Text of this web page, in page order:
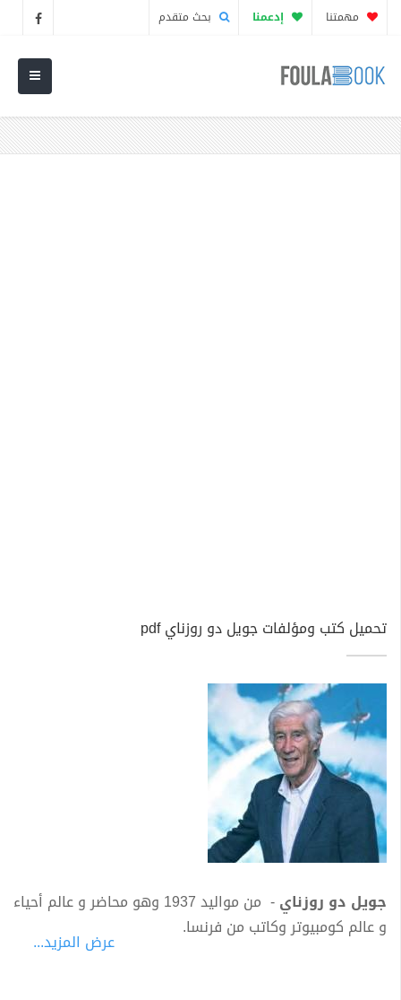
مهمتنا إدعمنا بحث متقدم
تحميل كتب ومؤلفات جويل دو روزناي pdf
جويل دو روزناي
- من مواليد 1937 وهو محاضر و عالم أحياء
و عالم كومبيوتر وكاتب من فرنسا.
عرض المزيد...